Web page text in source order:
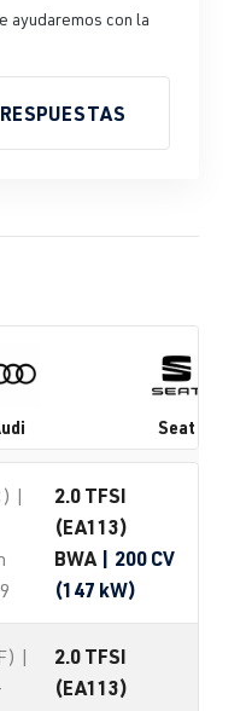
ayudaremos con la
Seat
|
2.0 TFSI
(EA113)
BWA | 200 CV
(147 kW)
|
2.0 TFSI
(EA113)